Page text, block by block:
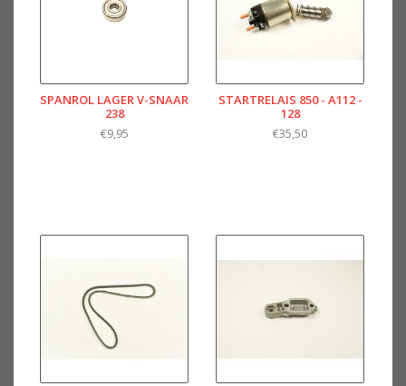
SPANROL LAGER V-SNAAR
238
€9,95
STARTRELAIS 850 - A112 -
128
€35,50